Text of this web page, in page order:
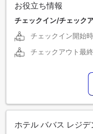
お役立ち情報
チェックイン/チェック
チェックイン開始
チェックアウト最
ホテル ババス レジ